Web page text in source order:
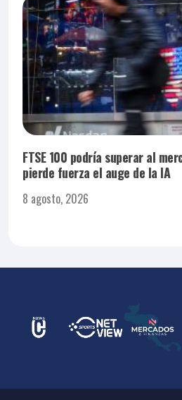
FTSE 100 podría superar al
pierde fuerza el auge de la IA
8 agosto, 2026